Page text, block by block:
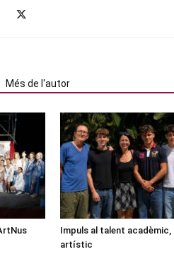
Més de l'autor
Impuls al talent acadèmic,
artístic